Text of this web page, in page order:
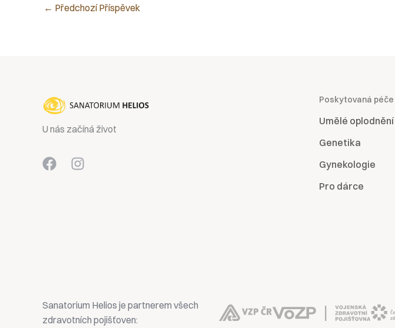
← Předchozí Příspěvek
U nás začíná život
Poskytovaná péče
Umělé oplodnění
Genetika
Gynekologie
Pro dárce
Sanatorium Helios je partnerem všech
zdravotních pojišťoven: